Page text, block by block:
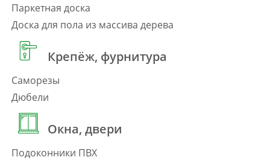
Паркетная доска
Доска для пола из массива дерева
Крепёж, фурнитура
Саморезы
Дюбели
Окна, двери
Подоконники ПВХ